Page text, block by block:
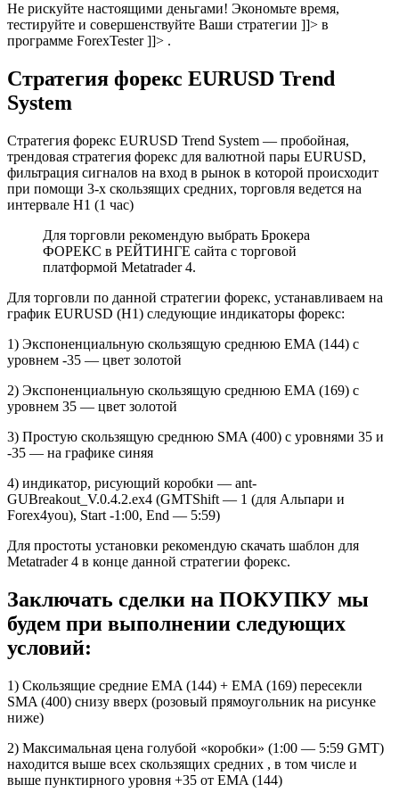
Не рискуйте настоящими деньгами! Экономьте время,
тестируйте и совершенствуйте Ваши стратегии ]]> в
программе ForexTester ]]> .
Стратегия форекс EURUSD Trend
System
Cтратегия форекс EURUSD Trend System — пробойная,
трендовая стратегия форекс для валютной пары EURUSD,
фильтрация сигналов на вход в рынок в которой происходит
при помощи 3-х скользящих средних, торговля ведется на
интервале H1 (1 час)
Для торговли рекомендую выбрать Брокера
ФОРЕКC в РЕЙТИНГЕ сайта с торговой
платформой Metatrader 4.
Для торговли по данной стратегии форекс, устанавливаем на
график EURUSD (H1) следующие индикаторы форекс:
1) Экспоненциальную скользящую среднюю EMA (144) с
уровнем -35 — цвет золотой
2) Экспоненциальную скользящую среднюю EMA (169) с
уровнем 35 — цвет золотой
3) Простую скользящую среднюю SMA (400) с уровнями 35 и
-35 — на графике синяя
4) индикатор, рисующий коробки — ant-
GUBreakout_V.0.4.2.ex4 (GMTShift — 1 (для Альпари и
Forex4you), Start -1:00, End — 5:59)
Для простоты установки рекомендую скачать шаблон для
Metatrader 4 в конце данной стратегии форекс.
Заключать сделки на ПОКУПКУ мы
будем при выполнении следующих
условий:
1) Скользящие средние EMA (144) + EMA (169) пересекли
SMA (400) снизу вверх (розовый прямоугольник на рисунке
ниже)
2) Максимальная цена голубой «коробки» (1:00 — 5:59 GMT)
находится выше всех скользящих средних , в том числе и
выше пунктирного уровня +35 от EMA (144)